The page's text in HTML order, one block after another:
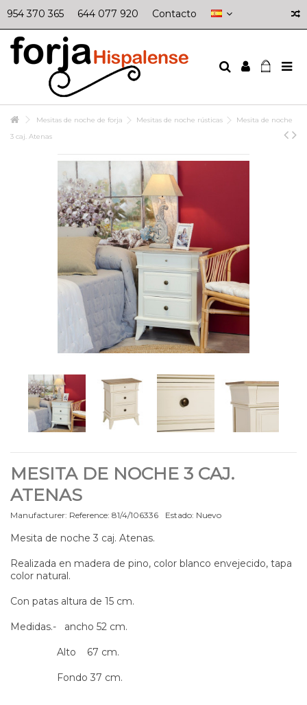
954 370 365 644 077 920 Contacto
Mesitas de noche de forja Mesitas de noche rústicas
Mesita de noche
3 caj. Atenas
MESITA DE NOCHE 3 CAJ.
ATENAS
Manufacturer: Reference: 81/4/106336 Estado: Nuevo
Mesita de noche 3 caj. Atenas.
Realizada en madera de pino, color blanco envejecido, tapa
color natural.
Con patas altura de 15 cm.
Medidas.- ancho 52 cm.
Alto 67 cm.
Fondo 37 cm.